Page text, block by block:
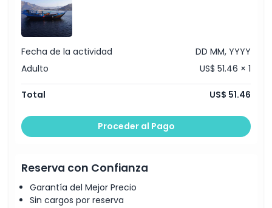
Fecha de la actividad
DD MM, YYYY
Adulto
US$ 51.46 × 1
Total US$ 51.46
Proceder al Pago
Reserva con Confianza
Garantía del Mejor Precio
Sin cargos por reserva